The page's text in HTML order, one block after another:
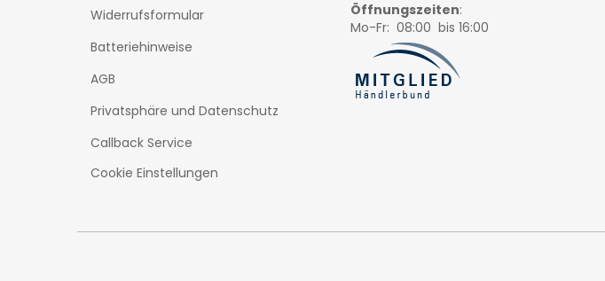
Widerrufsformular
Batteriehinweise
AGB
Privatsphäre und Datenschutz
Callback Service
Cookie Einstellungen
Öffnungszeiten:
Mo-Fr: 08:00 bis 16:00